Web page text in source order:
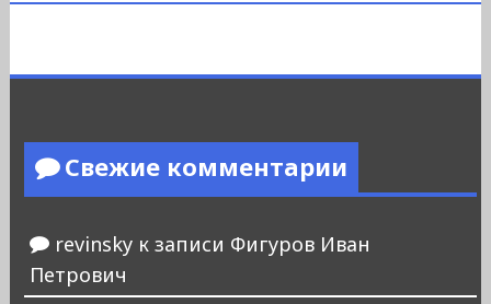
Свежие комментарии
revinskyк записи Фигуров Иван
Петрович